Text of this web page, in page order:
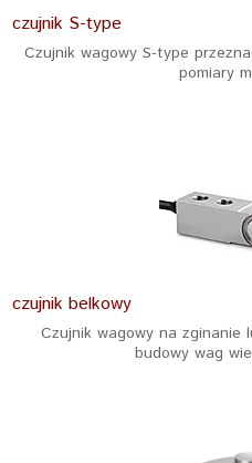
czujnik S-type
Czujnik wagowy S-type
pomiary
czujnik belkowy
Czujnik wagowy na zginanie
budowy wag